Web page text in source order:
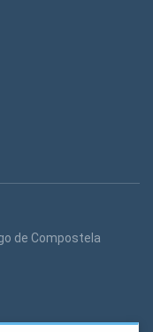
de Compostela